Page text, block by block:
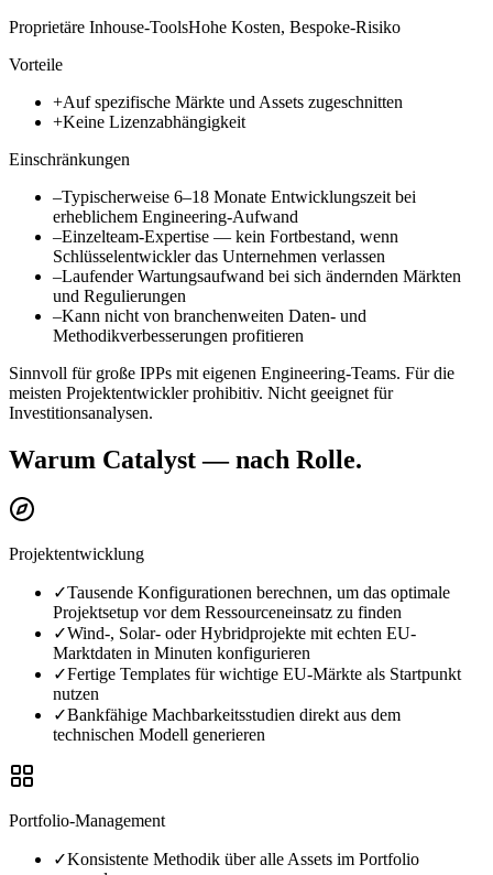
Proprietäre Inhouse-ToolsHohe Kosten, Bespoke-Risiko
Vorteile
+Auf spezifische Märkte und Assets zugeschnitten
+Keine Lizenzabhängigkeit
Einschränkungen
–Typischerweise 6–18 Monate Entwicklungszeit bei
erheblichem Engineering-Aufwand
–Einzelteam-Expertise — kein Fortbestand, wenn
Schlüsselentwickler das Unternehmen verlassen
–Laufender Wartungsaufwand bei sich ändernden Märkten
und Regulierungen
–Kann nicht von branchenweiten Daten- und
Methodikverbesserungen profitieren
Sinnvoll für große IPPs mit eigenen Engineering-Teams. Für die
meisten Projektentwickler prohibitiv. Nicht geeignet für
Investitionsanalysen.
Warum Catalyst — nach Rolle.
Projektentwicklung
✓Tausende Konfigurationen berechnen, um das optimale
Projektsetup vor dem Ressourceneinsatz zu finden
✓Wind-, Solar- oder Hybridprojekte mit echten EU-
Marktdaten in Minuten konfigurieren
✓Fertige Templates für wichtige EU-Märkte als Startpunkt
nutzen
✓Bankfähige Machbarkeitsstudien direkt aus dem
technischen Modell generieren
Portfolio-Management
✓Konsistente Methodik über alle Assets im Portfolio